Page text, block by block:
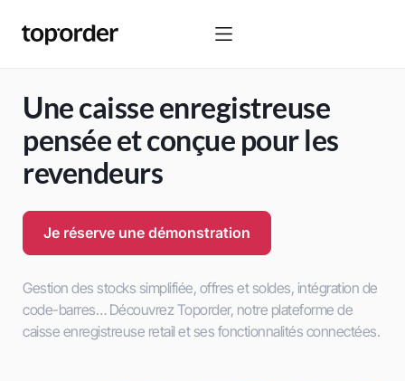
Une caisse enregistreuse
pensée et conçue pour les
revendeurs
Je réserve une démonstration
Gestion des stocks simplifiée, offres et soldes, intégration de
code-barres… Découvrez Toporder, notre plateforme de
caisse enregistreuse retail et ses fonctionnalités connectées.